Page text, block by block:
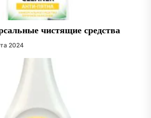
чистящие средства
2024